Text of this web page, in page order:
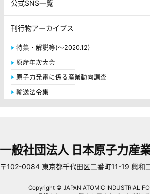
公式SNS一覧
刊行物アーカイブス
特集・解説等(～2020.12)
原産年次大会
原子力発電に係る産業動向調査
輸送法令集
一般社団法人 日本原子力産
〒102-0084 東京都千代田区二番町11-19 興和
Copyright © JAPAN ATOMIC INDUSTRIAL